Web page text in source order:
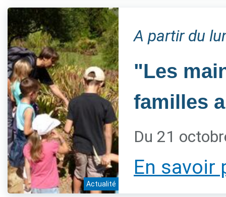
Actualité
A partir du
"Les
familles
Du 21
En savoir